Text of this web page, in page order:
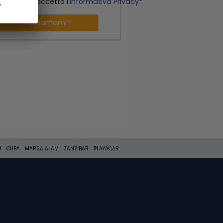
Richiamami!!
CUBA MARSA ALAM ZANZIBAR PLAYACAR